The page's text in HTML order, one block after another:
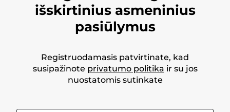
išskirtinius asmeninius
pasiūlymus
Registruodamasis patvirtinate, kad
susipažinote privatumo politika ir su jos
nuostatomis sutinkate